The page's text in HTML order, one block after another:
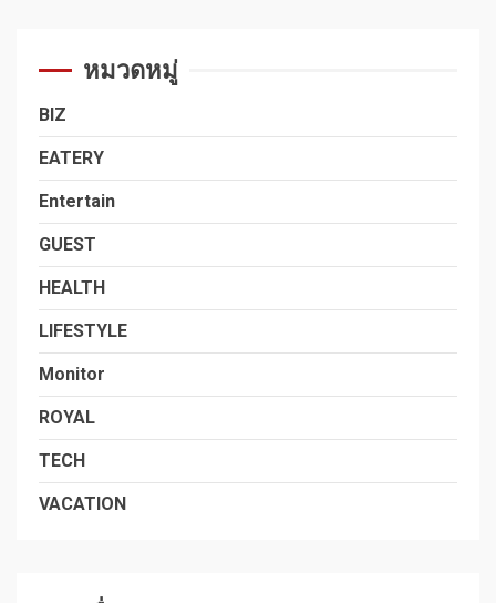
หมวดหมู่
BIZ
EATERY
Entertain
GUEST
HEALTH
LIFESTYLE
Monitor
ROYAL
TECH
VACATION